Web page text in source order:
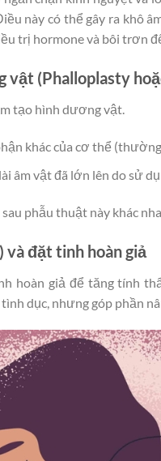
này có thể gây ra khô
trị hormone và bôi trơn
vật (Phalloplasty
tạo hình dương vật.
khác của cơ thể
âm vật đã lớn lên do sử
phẫu thuật này khác
và đặt tinh hoàn giả
hoàn giả để tăng tính
dục, nhưng góp phần